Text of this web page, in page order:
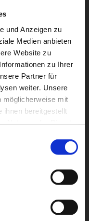
und Anzeigen zu
Medien anbieten
Website zu
zu Ihrer
Partner für
weiter. Unsere
möglicherweise mit
ihnen bereitgestellt
auch